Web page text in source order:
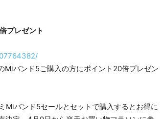
レゼント
バンド5ご購入の方にポイント20倍プレゼン